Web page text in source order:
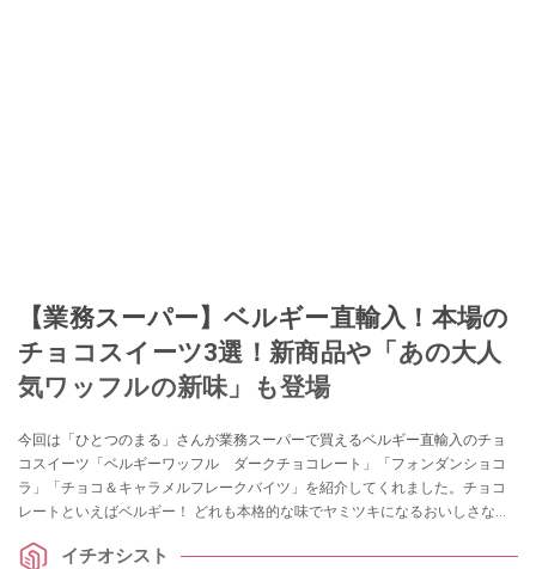
【業務スーパー】ベルギー直輸入！本場の
チョコスイーツ3選！新商品や「あの大人
気ワッフルの新味」も登場
今回は「ひとつのまる」さんが業務スーパーで買えるベルギー直輸入のチョ
コスイーツ「ベルギーワッフル ダークチョコレート」「フォンダンショコ
ラ」「チョコ＆キャラメルフレークバイツ」を紹介してくれました。チョコ
レートといえばベルギー！ どれも本格的な味でヤミツキになるおいしさなの
アップしていますので、ぜひ参考にしてみてくださいね。
イチオシスト